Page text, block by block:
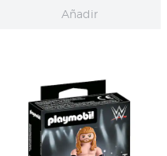
Añadir